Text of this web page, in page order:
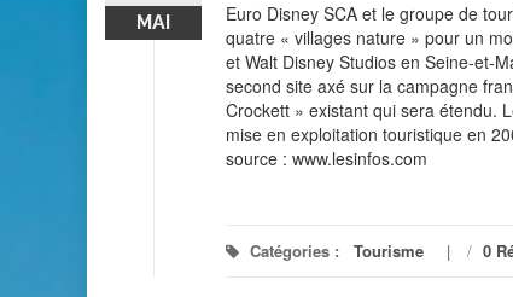
MAI
Euro Disney SCA et le groupe de
quatre « villages nature » pour un
et Walt Disney Studios en Seine-et-
second site axé sur la campagne
Crockett » existant qui sera étendu.
mise en exploitation touristique en
source : www.lesinfos.com
Catégories : Tourisme / 0